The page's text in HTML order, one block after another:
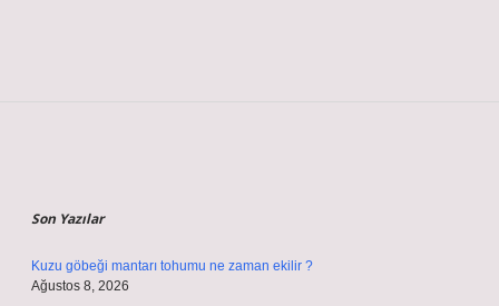
Son Yazılar
Kuzu göbeği mantarı tohumu ne zaman ekilir ?
Ağustos 8, 2026